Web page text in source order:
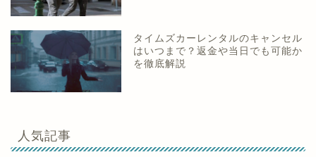
タイムズカーレンタルのキャンセル
はいつまで？返金や当日でも可能か
を徹底解説
人気記事